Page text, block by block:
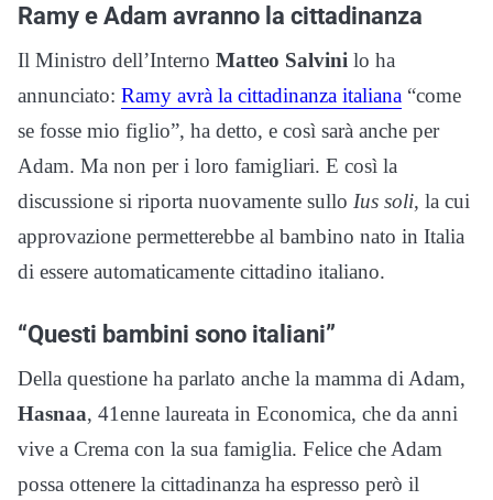
Ramy e Adam avranno la cittadinanza
Il Ministro dell’Interno Matteo Salvini lo ha
annunciato: Ramy avrà la cittadinanza italiana “come
se fosse mio figlio”, ha detto, e così sarà anche per
Adam. Ma non per i loro famigliari. E così la
discussione si riporta nuovamente sullo Ius soli, la cui
approvazione permetterebbe al bambino nato in Italia
di essere automaticamente cittadino italiano.
“Questi bambini sono italiani”
Della questione ha parlato anche la mamma di Adam,
Hasnaa, 41enne laureata in Economica, che da anni
vive a Crema con la sua famiglia. Felice che Adam
possa ottenere la cittadinanza ha espresso però il